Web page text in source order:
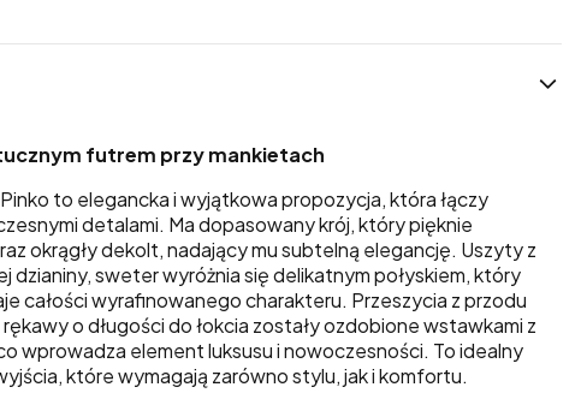
futrem przy mankietach
to elegancka i wyjątkowa propozycja, która łączy
detalami. Ma dopasowany krój, który pięknie
okrągły dekolt, nadający mu subtelną elegancję. Uszyty z
dzianiny, sweter wyróżnia się delikatnym połyskiem, który
całości wyrafinowanego charakteru. Przeszycia z przodu
o długości do łokcia zostały ozdobione wstawkami z
wprowadza element luksusu i nowoczesności. To idealny
które wymagają zarówno stylu, jak i komfortu.